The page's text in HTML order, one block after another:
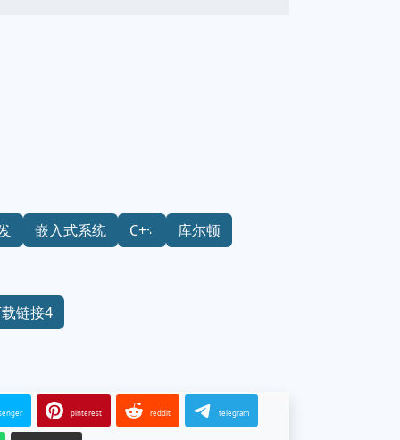
嵌入式系统 C++ 库尔顿
链接4
pinterest reddit telegram